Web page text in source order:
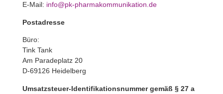
E‑Mail: info@pk-pharmakommunikation.de
Post­adresse
Büro:
Tink Tank
Am Para­de­platz 20
D‑69126 Heidel­berg
Umsatz­steuer-Iden­ti­fi­ka­ti­ons­nummer gemäß § 27 a